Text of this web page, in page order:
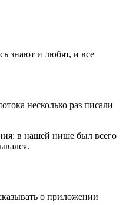
знают и любят, и все
несколько раз писали
в нашей нише был всего
о приложении